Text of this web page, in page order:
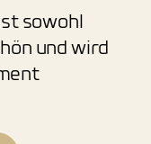
sowohl
und wird